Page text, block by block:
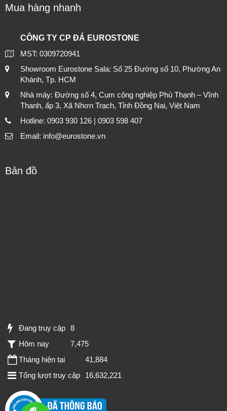
Mua hàng nhanh
CÔNG TY CP ĐÁ EUROSTONE
MST: 0309720941
Showroom Eurostone Sala: Số 25 Đường số 10, Phường An
Khánh, Tp. HCM
Nhà máy: Đường số 4, Cụm công nghiệp Phú Thạnh – Vĩnh
Thanh, ấp 3, Xã Nhơn Trạch, Tỉnh Đồng Nai, Việt Nam
Hotline: 0903 930 126 | 0903 598 407
Email: info@eurostone.vn
Bản đồ
Đang truy cập 8
Hôm nay
7,475
Tháng hiện tại
41,884
Tổng lượt truy cập
16,632,221